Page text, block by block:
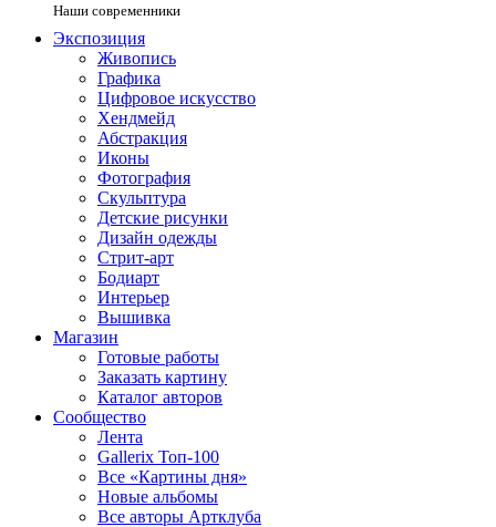
Наши современники
Экспозиция
Живопись
Графика
Цифровое искусство
Хендмейд
Абстракция
Иконы
Фотография
Скульптура
Детские рисунки
Дизайн одежды
Стрит-арт
Бодиарт
Интерьер
Вышивка
Магазин
Готовые работы
Заказать картину
Каталог авторов
Сообщество
Лента
Gallerix Топ-100
Все «Картины дня»
Новые альбомы
Все авторы Артклуба